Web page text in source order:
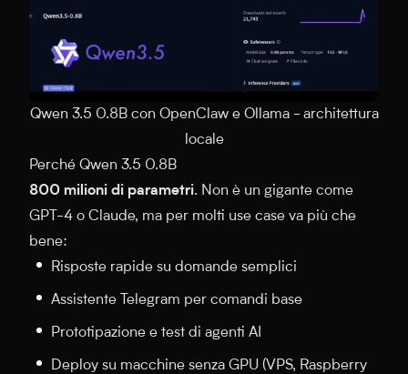
Qwen 3.5 0.8B con OpenClaw e Ollama - architettura
locale
Perché Qwen 3.5 0.8B
800 milioni di parametri. Non è un gigante come
GPT-4 o Claude, ma per molti use case va più che
bene:
Risposte rapide su domande semplici
Assistente Telegram per comandi base
Prototipazione e test di agenti AI
Deploy su macchine senza GPU (VPS, Raspberry